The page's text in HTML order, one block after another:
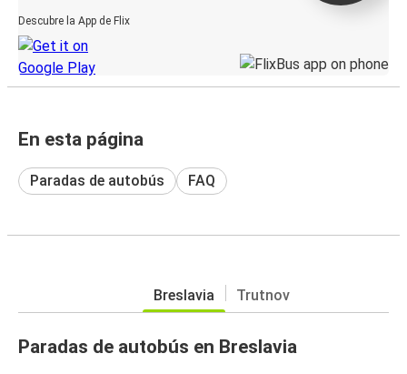
Descubre la App de Flix
En esta página
Paradas de autobús FAQ
Breslavia Trutnov
Paradas de autobús en Breslavia